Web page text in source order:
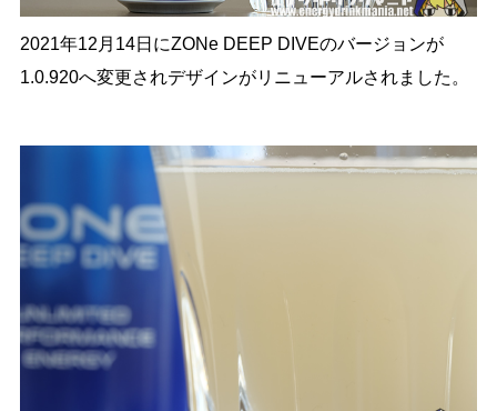
2021年12月14日にZONe DEEP DIVEのバージョンが
1.0.920へ変更されデザインがリニューアルされました。